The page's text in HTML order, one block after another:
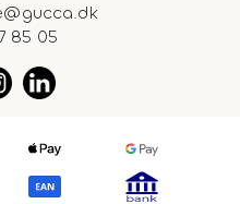
85 05